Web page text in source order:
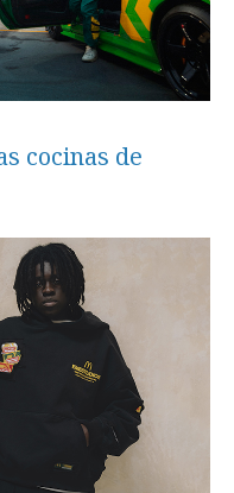
cocinas de